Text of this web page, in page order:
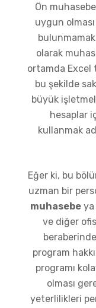
Ön
uygun
olarak
ortamda Excel
bu şekilde
büyük
hesaplar
kullanmak
Eğer ki, bu
uzman bir
muhasebe ya
ve diğer
program
programı
olması
yeterlilikleri